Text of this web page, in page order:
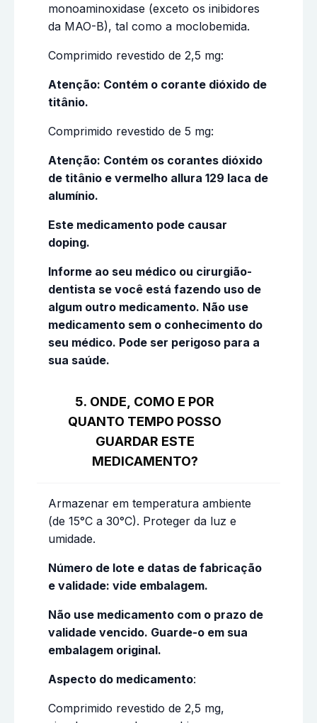
monoaminoxidase (exceto os inibidores
da MAO-B), tal como a moclobemida.
Comprimido revestido de 2,5 mg:
Atenção: Contém o corante dióxido de
titânio.
Comprimido revestido de 5 mg:
Atenção: Contém os corantes dióxido
de titânio e vermelho allura 129 laca de
alumínio.
Este medicamento pode causar
doping.
Informe ao seu médico ou cirurgião-
dentista se você está fazendo uso de
algum outro medicamento. Não use
medicamento sem o conhecimento do
seu médico. Pode ser perigoso para a
sua saúde.
5. ONDE, COMO E POR
QUANTO TEMPO POSSO
GUARDAR ESTE
MEDICAMENTO?
Armazenar em temperatura ambiente
(de 15°C a 30°C). Proteger da luz e
umidade.
Número de lote e datas de fabricação
e validade: vide embalagem.
Não use medicamento com o prazo de
validade vencido. Guarde-o em sua
embalagem original.
Aspecto do medicamento:
Comprimido revestido de 2,5 mg,